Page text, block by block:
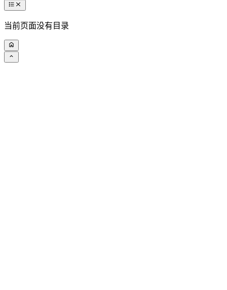
当前页面没有目录